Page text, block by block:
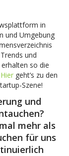
in
und Umgebung
und
so die
Hier geht’s zu den
Szene!
und
mehr als
für uns